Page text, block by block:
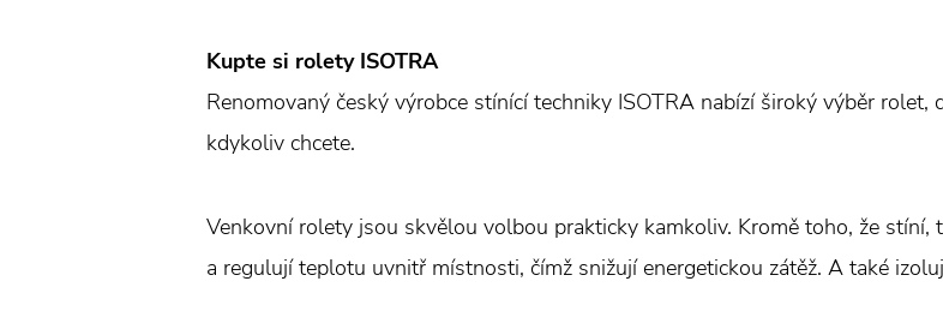
Kupte si rolety ISOTRA
Renomovaný český výrobce stínící techniky ISOTRA nabízí široký výběr
kdykoliv chcete.
Venkovní rolety jsou skvělou volbou prakticky kamkoliv. Kromě toho, že stíní,
a regulují teplotu uvnitř místnosti, čímž snižují energetickou zátěž. A také